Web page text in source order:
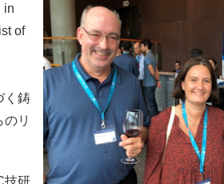
in
of
く鋳
リ
技研